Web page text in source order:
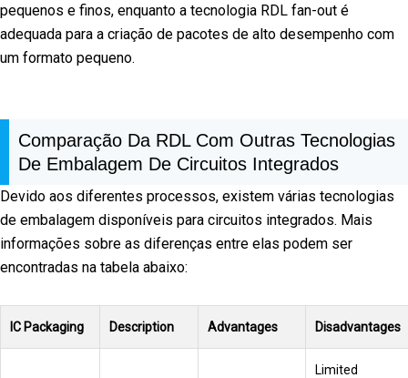
pequenos e finos, enquanto a tecnologia RDL fan-out é
adequada para a criação de pacotes de alto desempenho com
um formato pequeno.
Comparação Da RDL Com Outras Tecnologias
De Embalagem De Circuitos Integrados
Devido aos diferentes processos, existem várias tecnologias
de embalagem disponíveis para circuitos integrados. Mais
informações sobre as diferenças entre elas podem ser
encontradas na tabela abaixo:
IC Packaging Description Advantages Disadvantages
Limited